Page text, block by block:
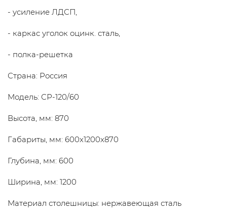
- усиление ЛДСП,
- каркас уголок оцинк. сталь,
- полка-решетка
Страна: Россия
Модель: СР-120/60
Высота, мм: 870
Габариты, мм: 600x1200x870
Глубина, мм: 600
Ширина, мм: 1200
Материал столешницы: нержавеющая сталь